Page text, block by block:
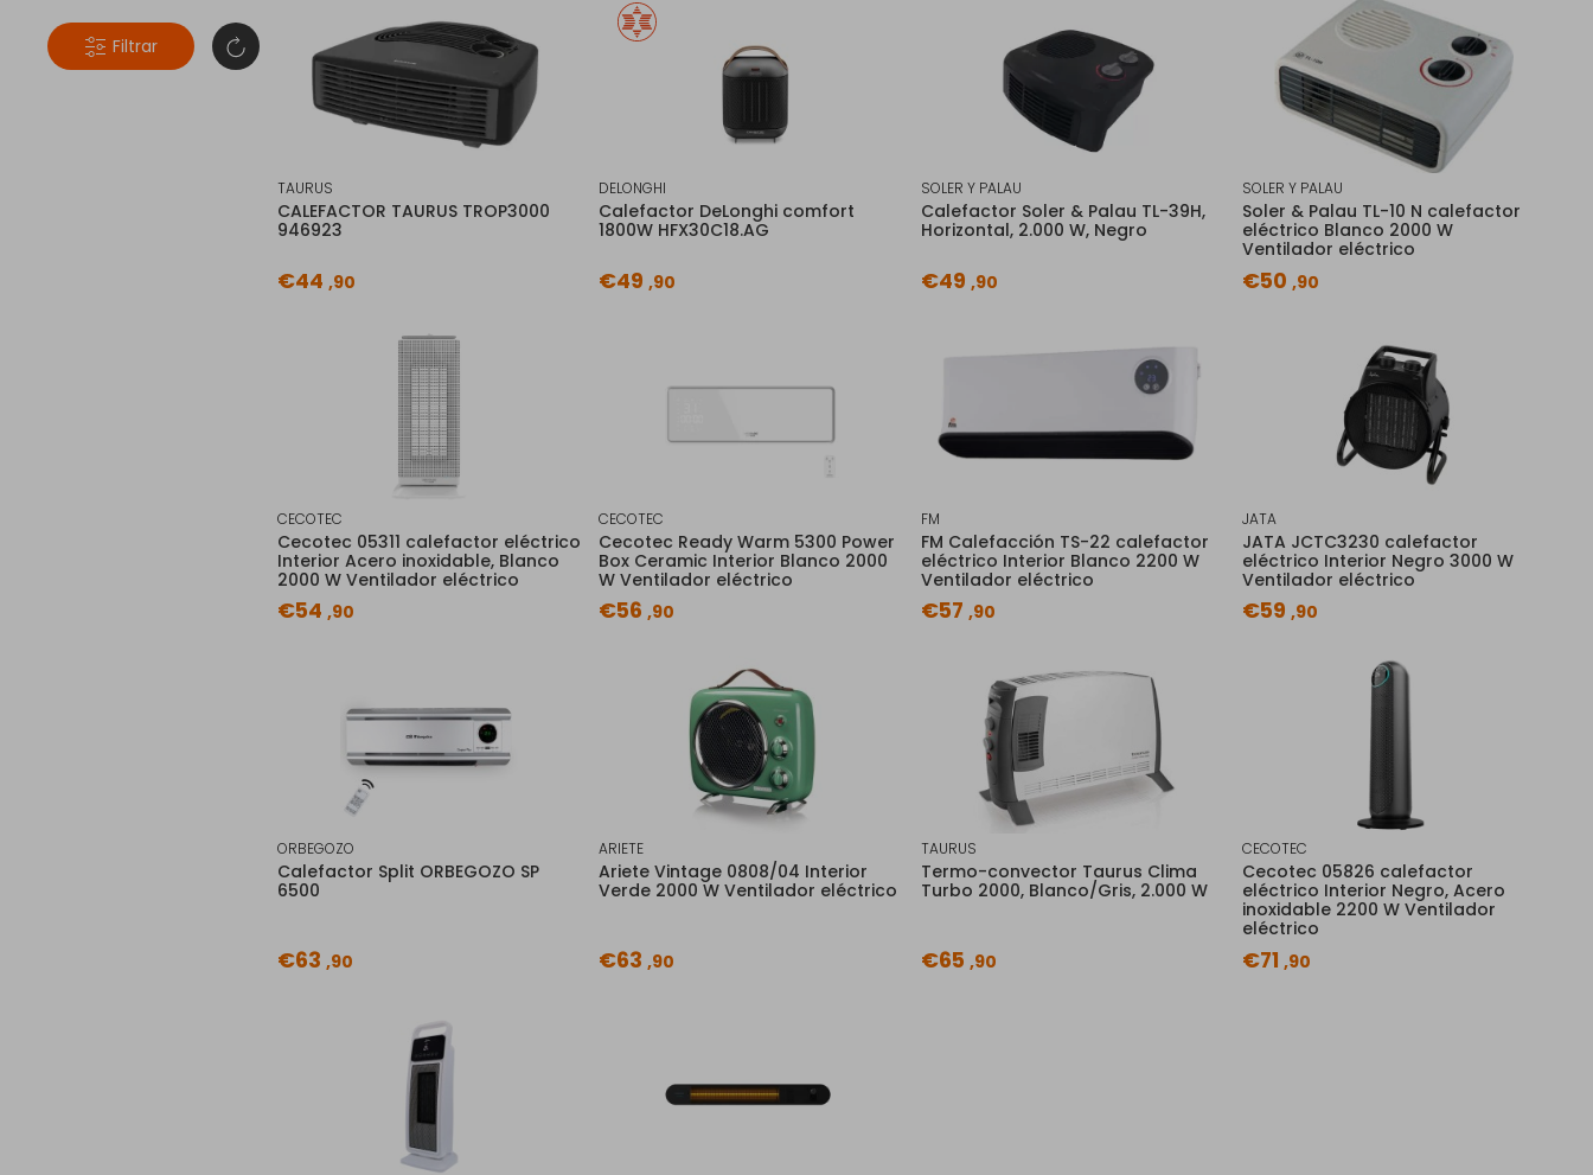
Filtrar
TAURUS
CALEFACTOR TAURUS TROP3000
946923
€44 ,90
DELONGHI
Calefactor DeLonghi comfort
1800W HFX30C18.AG
€49 ,90
SOLER Y PALAU
Calefactor Soler & Palau TL-39H,
Horizontal, 2.000 W, Negro
€49 ,90
SOLER Y PALAU
Soler & Palau TL-10 N calefactor
eléctrico Blanco 2000 W
Ventilador eléctrico
€50 ,90
CECOTEC
Cecotec 05311 calefactor eléctrico
Interior Acero inoxidable, Blanco
2000 W Ventilador eléctrico
€54 ,90
CECOTEC
Cecotec Ready Warm 5300 Power
Box Ceramic Interior Blanco 2000
W Ventilador eléctrico
€56,90
FM
FM Calefacción TS-22 calefactor
eléctrico Interior Blanco 2200 W
Ventilador eléctrico
€57 ,90
JATA
JATA JCTC3230 calefactor
eléctrico Interior Negro 3000 W
Ventilador eléctrico
€59 ,90
ORBEGOZO
Calefactor Split ORBEGOZO SP
6500
€63 ,90
ARIETE
Ariete Vintage 0808/04 Interior
Verde 2000 W Ventilador eléctrico
€63,90
TAURUS
Termo-convector Taurus Clima
Turbo 2000, Blanco/Gris, 2.000 W
€65 ,90
CECOTEC
Cecotec 05826 calefactor
eléctrico Interior Negro, Acero
inoxidable 2200 W Ventilador
eléctrico
€71 ,90